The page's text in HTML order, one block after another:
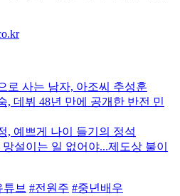
사는 남자, 아조씨 추성훈
데뷔 48년 만에 공개한 반전 민
예쁘게 나이 들기의 정석
설이는 일 없어야...제도상 불이
튜브 #전원주 #중년배우